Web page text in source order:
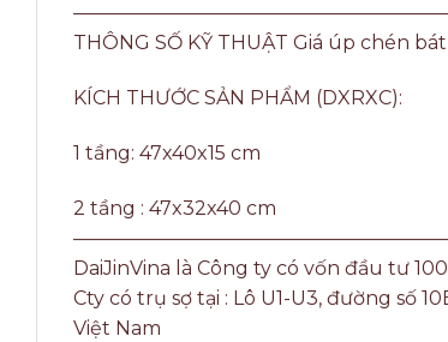
THÔNG SỐ KỸ THUẬT Giá úp chén
KÍCH THƯỚC SẢN PHẨM (DXRXC):
1 tầng: 47x40x15 cm
2 tầng : 47x32x40 cm
DaiJinVina là Công ty có vốn đầu tư
Cty có trụ sợ tại : Lô U1-U3, đường số
Việt Nam